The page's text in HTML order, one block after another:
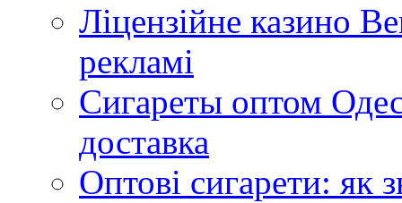
Ліцензійне казино
рекламі
Сигареты оптом
доставка
Оптові сигарети: як